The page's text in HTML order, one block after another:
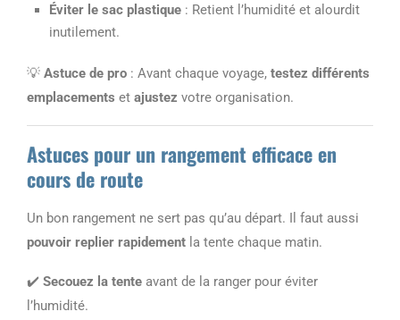
Éviter le sac plastique : Retient l’humidité et alourdit
inutilement.
💡 Astuce de pro : Avant chaque voyage, testez différents
emplacements et ajustez votre organisation.
Astuces pour un rangement efficace en
cours de route
Un bon rangement ne sert pas qu’au départ. Il faut aussi
pouvoir replier rapidement la tente chaque matin.
✔️ Secouez la tente avant de la ranger pour éviter
l’humidité.